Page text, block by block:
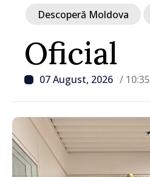
Oficial
07 August, 2026 / 10:35
Descoperă Moldova